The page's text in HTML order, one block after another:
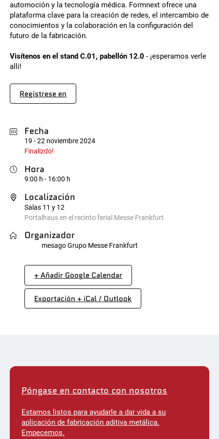
automoción y la tecnología médica. Formnext ofrece una
plataforma clave para la creación de redes, el intercambio de
conocimientos y la colaboración en la configuración del
futuro de la fabricación.
Visítenos en el stand C.01, pabellón 12.0- ¡esperamos verle
allí!
Regístrese en
Fecha
19 - 22 noviembre 2024
Finalizdo!
Hora
9:00 h - 16:00 h
Localización
Salas 11 y 12
Portalhaus en el recinto ferial Messe Frankfurt
Organizador
mesago Grupo Messe Frankfurt
+ Añadir Google Calendar
Exportación + iCal / Outlook
Póngase en contacto con nosotros
Estamos listos para ayudarle a dar vida a su
aplicación de fabricación aditiva metálica.
Empecemos.